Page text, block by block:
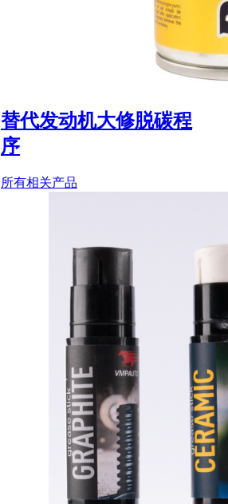
替代发动机大修脱碳程
序
所有相关产品